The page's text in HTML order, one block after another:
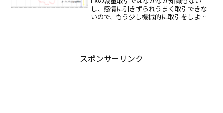
し、感情に引きずられうまく取引できな
いので、もう少し機械的に取引をしよう
スポンサーリンク